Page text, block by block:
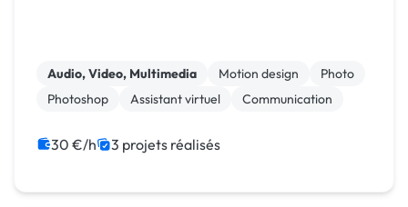
Audio, Video, Multimedia Motion design
Photo
Photoshop
Assistant virtuel Communication
30 €/h 3 projets réalisés